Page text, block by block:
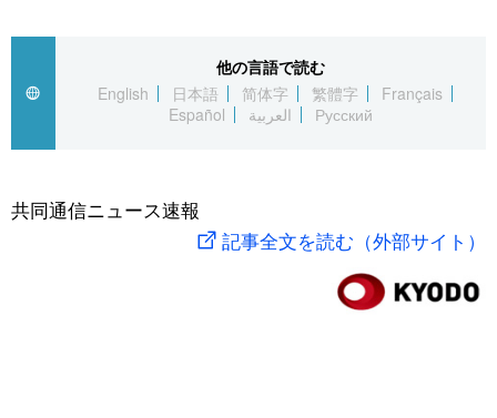
العربية
社会
旅と暮らし
社会
文化
科学・技術
暮らし
お知らせ
他の言語で読む
English
日本語 简体字 繁體字
Français
Español
العربية Русский
共同通信ニュース速報
記事全文を読む（外部サイト）